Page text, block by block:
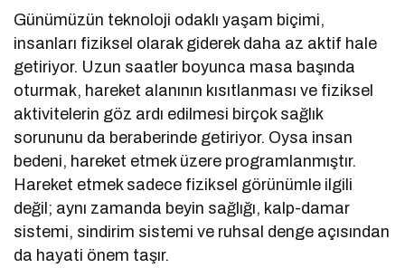
Günümüzün teknoloji odaklı yaşam biçimi,
insanları fiziksel olarak giderek daha az aktif hale
getiriyor. Uzun saatler boyunca masa başında
oturmak, hareket alanının kısıtlanması ve fiziksel
aktivitelerin göz ardı edilmesi birçok sağlık
sorununu da beraberinde getiriyor. Oysa insan
bedeni, hareket etmek üzere programlanmıştır.
Hareket etmek sadece fiziksel görünümle ilgili
değil; aynı zamanda beyin sağlığı, kalp-damar
sistemi, sindirim sistemi ve ruhsal denge açısından
da hayati önem taşır.